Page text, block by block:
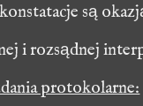
konstatacje są
i rozsądnej
protokolarne: